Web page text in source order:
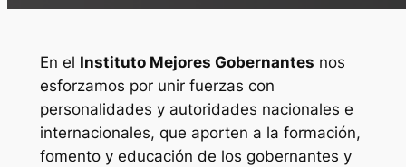
En el Instituto Mejores Gobernantes nos
esforzamos por unir fuerzas con
personalidades y autoridades nacionales e
internacionales, que aporten a la formación,
fomento y educación de los gobernantes y